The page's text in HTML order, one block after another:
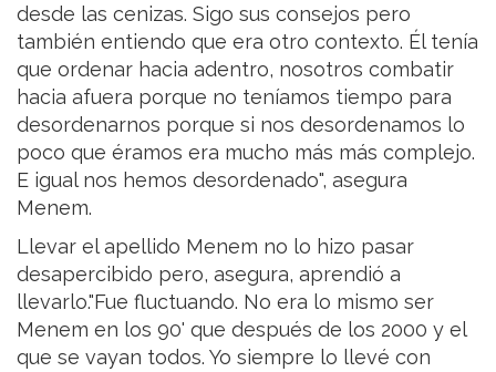
desde las cenizas. Sigo sus consejos pero
también entiendo que era otro contexto. Él tenía
que ordenar hacia adentro, nosotros combatir
hacia afuera porque no teníamos tiempo para
desordenarnos porque si nos desordenamos lo
poco que éramos era mucho más más complejo.
E igual nos hemos desordenado", asegura
Menem.
Llevar el apellido Menem no lo hizo pasar
desapercibido pero, asegura, aprendió a
llevarlo."Fue fluctuando. No era lo mismo ser
Menem en los 90' que después de los 2000 y el
que se vayan todos. Yo siempre lo llevé con